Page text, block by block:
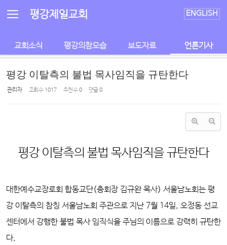
평강제일교회 ENGLISH
교회소식 평강의참모습 보도자료 언론기사
평강 이탈측의 불법 목사임직을 규탄한다
관리자 조회 수 1017 추천 수0 댓글0
평강 이탈측의 불법 목사임직을 규탄한다
대한예수교장로회 합동교단(총회장 김규완 목사) 서울남노회는 평
강 이탈측의 참칭 서울남노회 주관으로 지난 7월 14일, 오정동 선교
센터에서 강행한 불법 목사 임직식을 주님의 이름으로 강력히 규탄한
다.